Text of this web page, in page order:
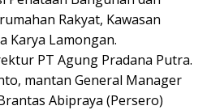
Rakyat, Kawasan
Karya Lamongan.
PT Agung Pradana Putra.
mantan General Manager
Abipraya (Persero)